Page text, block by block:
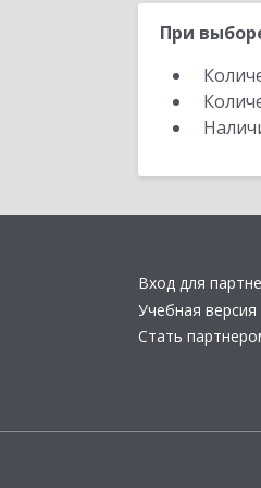
При
Вход для
Учебная версия
Стать